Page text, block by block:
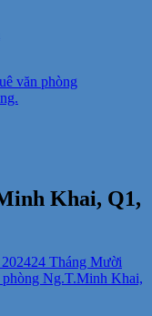
văn phòng
Khai, Q1,
24 Tháng Mười
phòng Ng.T.Minh Khai,